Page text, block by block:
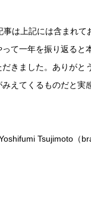
は上記には含まれて
て一年を振り返ると
きました。ありがと
えてくるものだと実
Tsujimoto（